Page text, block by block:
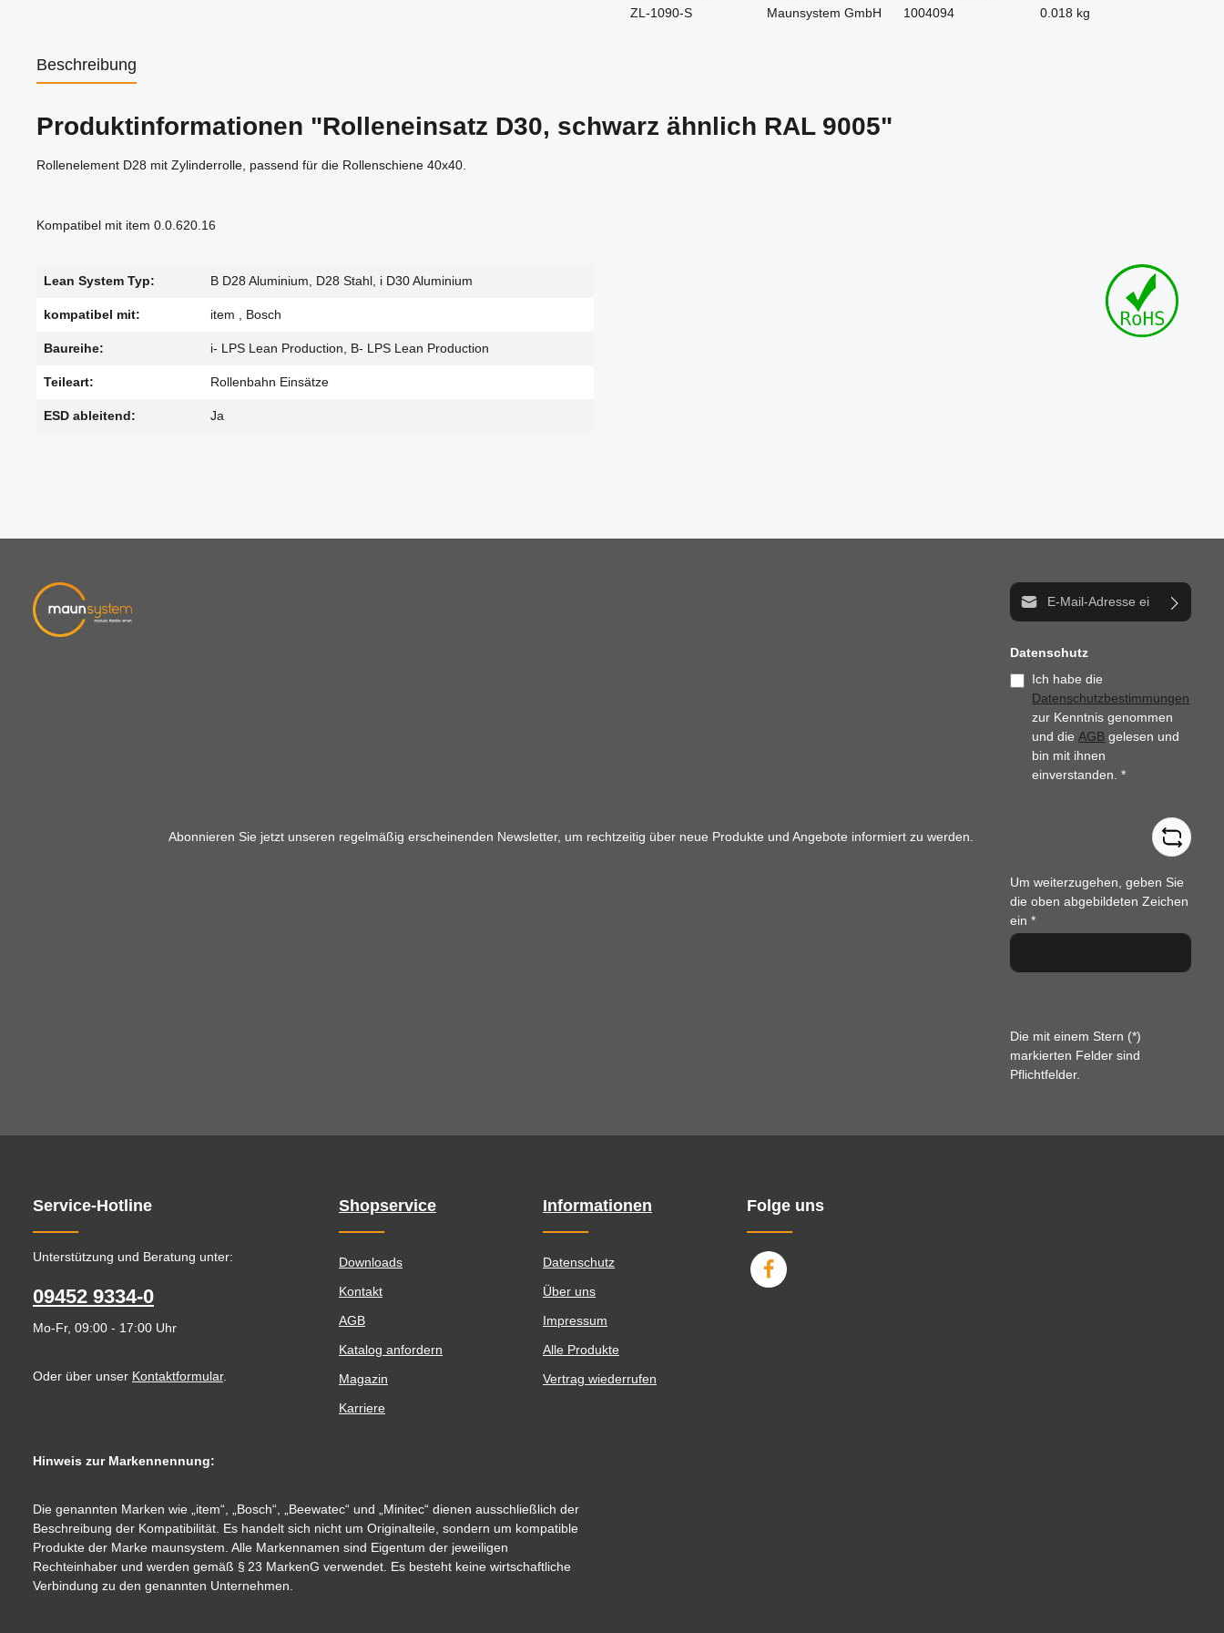
ZL-1090-S Maunsystem GmbH 1004094 0.018 kg
Beschreibung
Produktinformationen "Rolleneinsatz D30, schwarz ähnlich RAL 9005"
Rollenelement D28 mit Zylinderrolle, passend für die Rollenschiene 40x40.
Kompatibel mit item 0.0.620.16
Lean System Typ: B D28 Aluminium, D28 Stahl, i D30 Aluminium
kompatibel mit: item , Bosch
Baureihe: i- LPS Lean Production, B- LPS Lean Production
Teileart: Rollenbahn Einsätze
ESD ableitend: Ja
Abonnieren Sie jetzt unseren regelmäßig erscheinenden Newsletter, um rechtzeitig über neue Produkte und Angebote informiert zu werden.
E-Mail-Adresse*
Datenschutz
Ich habe die
Datenschutzbestimmungen
zur Kenntnis genommen
und dieAGB gelesen und
bin mit ihnen
einverstanden.*
Um weiterzugehen, geben Sie
die oben abgebildeten Zeichen
ein*
Die mit einem Stern (*)
markierten Felder sind
Pflichtfelder.
Service-Hotline
Unterstützung und Beratung unter:
09452 9334-0
Mo-Fr, 09:00 - 17:00 Uhr
Oder über unser Kontaktformular.
Shopservice
Downloads
Kontakt
AGB
Katalog anfordern
Magazin
Karriere
Informationen
Datenschutz
Über uns
Impressum
Alle Produkte
Vertrag wiederrufen
Folge uns
Hinweis zur Markennennung:
Die genannten Marken wie „item“, „Bosch“, „Beewatec“ und „Minitec“ dienen ausschließlich der
Beschreibung der Kompatibilität. Es handelt sich nicht um Originalteile, sondern um kompatible
Produkte der Marke maunsystem. Alle Markennamen sind Eigentum der jeweiligen
Rechteinhaber und werden gemäß § 23 MarkenG verwendet. Es besteht keine wirtschaftliche
Verbindung zu den genannten Unternehmen.